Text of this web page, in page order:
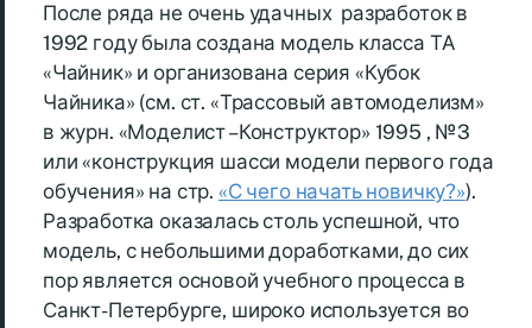
После ряда не очень удачных разработок в
1992 году была создана модель класса ТА
«Чайник» и организована серия «Кубок
Чайника» (см. ст. «Трассовый автомоделизм»
в журн. «Моделист –Конструктор» 1995 , №3
или «конструкция шасси модели первого года
обучения» на стр. «С чего начать новичку?»).
Разработка оказалась столь успешной, что
модель, с небольшими доработками, до сих
пор является основой учебного процесса в
Санкт-Петербурге, широко используется во